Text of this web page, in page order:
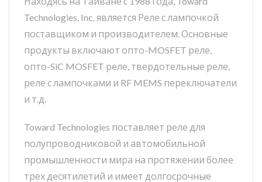
Technologies, Inc. является Реле с лампочкой
поставщиком и производителем. Основные
продукты включают опто-MOSFET реле,
опто-SiC MOSFET реле, твердотельные реле,
реле с лампочками и RF MEMS переключатели
и т.д.
Toward Technologies поставляет реле для
полупроводниковой и автомобильной
промышленности мира на протяжении более
трех десятилетий и имеет долгосрочные